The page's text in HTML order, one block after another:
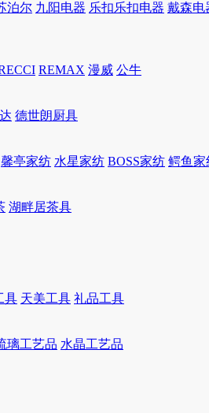
泊尔 九阳电器 乐扣乐扣电器 戴森电
REMAX 漫威 公牛
德世朗厨具
馨亭家纺 水星家纺 BOSS家纺 鳄鱼家
湖畔居茶具
具 天美工具 礼品工具
璃工艺品 水晶工艺品